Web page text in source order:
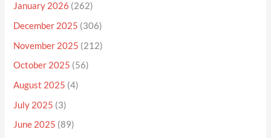
January 2026 (262)
December 2025 (306)
November 2025 (212)
October 2025 (56)
August 2025 (4)
July 2025 (3)
June 2025 (89)